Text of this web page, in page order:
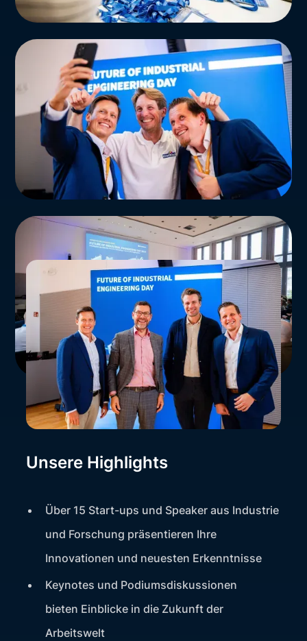
Unsere Highlights
Über 15 Start-ups und Speaker aus Industrie
und Forschung präsentieren Ihre
Innovationen und neuesten Erkenntnisse
Keynotes und Podiumsdiskussionen
bieten Einblicke in die Zukunft der
Arbeitswelt